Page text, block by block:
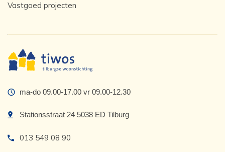
Vastgoed projecten
ma-do 09.00-17.00 vr 09.00-12.30
Stationsstraat 24 5038 ED Tilburg
013 549 08 90